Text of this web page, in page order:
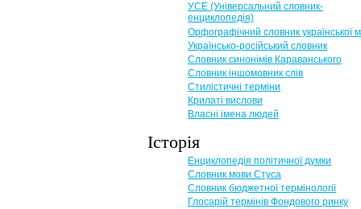
УСЕ (Універсальний словник-
енциклопедія)
Орфографічний словник української
Українсько-російський словник
Словник синонімів Караванського
Словник іншомовник слів
Стилістичні терміни
Крилаті вислови
Власні імена людей
Історія
Енциклопедія політичної думки
Словник мови Стуса
Словник бюджетної термінології
Глосарій термінів Фондового ринку